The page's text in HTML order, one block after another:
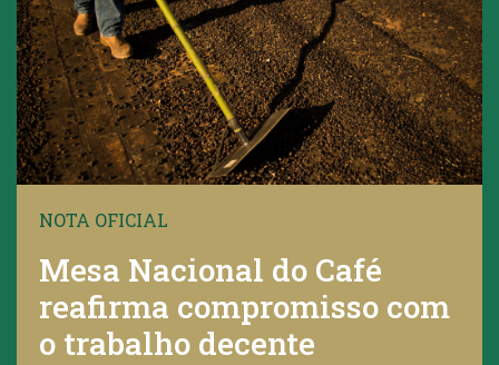
NOTA OFICIAL
Mesa Nacional do Café
reafirma compromisso com
o trabalho decente